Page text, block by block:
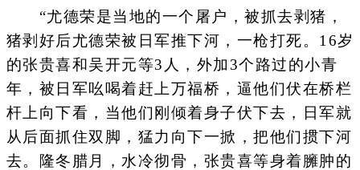
“尤德荣是当地的一个屠户，被抓去剥猪，
猪剥好后尤德荣被日军推下河，一枪打死。16岁
的张贵喜和吴开元等3人，外加3个路过的小青
年，被日军吆喝着赶上万福桥，逼他们伏在桥栏
杆上向下看，当他们刚倾着身子伏下去，日军就
从后面抓住双脚，猛力向下一掀，把他们掼下河
去。隆冬腊月，水冷彻骨，张贵喜等身着臃肿的